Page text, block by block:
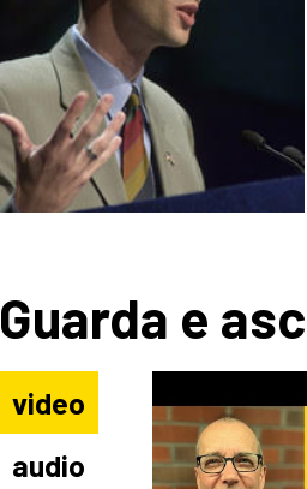
Guarda e
video
audio